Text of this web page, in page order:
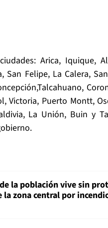
Arica, Iquique,
San Felipe, La Calera,
Victoria, Puerto Montt,
La Unión, Buin y
la población vive sin
zona central por